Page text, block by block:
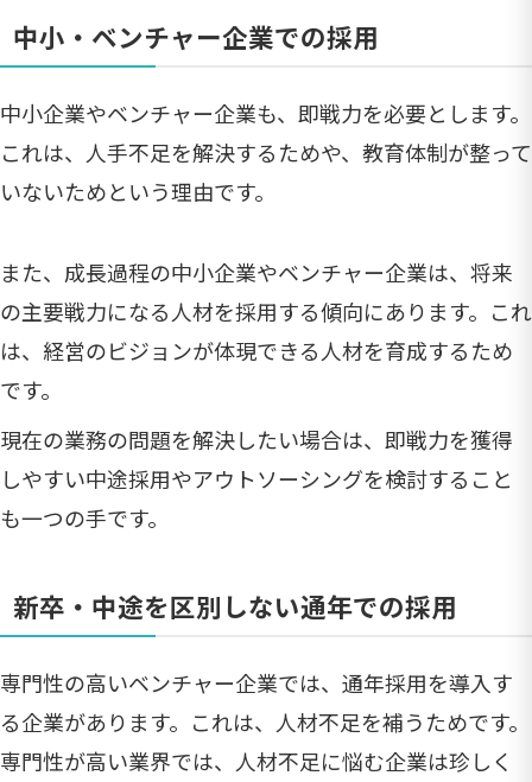
中小・ベンチャー企業での採用
中小企業やベンチャー企業も、即戦力を必要とします。
これは、人手不足を解決するためや、教育体制が整って
いないためという理由です。
また、成長過程の中小企業やベンチャー企業は、将来
の主要戦力になる人材を採用する傾向にあります。これ
は、経営のビジョンが体現できる人材を育成するため
です。
現在の業務の問題を解決したい場合は、即戦力を獲得
しやすい中途採用やアウトソーシングを検討すること
も一つの手です。
新卒・中途を区別しない通年での採用
専門性の高いベンチャー企業では、通年採用を導入す
る企業があります。これは、人材不足を補うためです。
専門性が高い業界では、人材不足に悩む企業は珍しく